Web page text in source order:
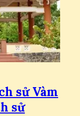
sử Vàm
sử